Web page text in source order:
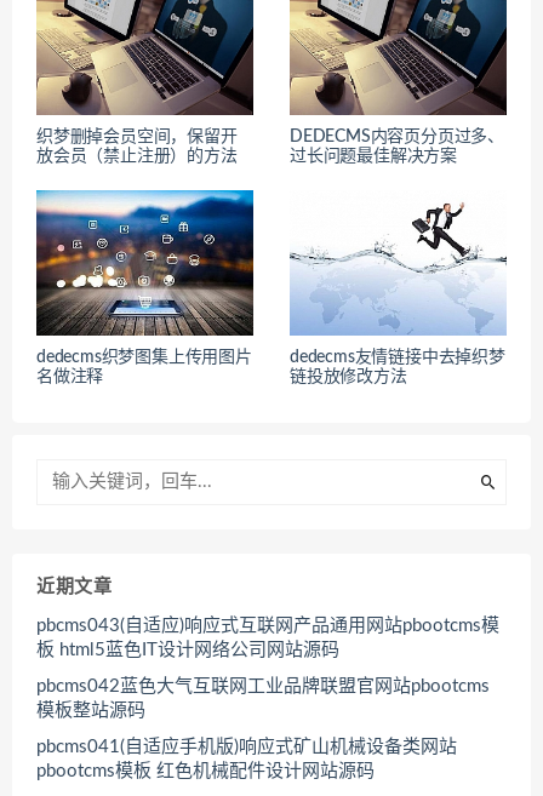
织梦删掉会员空间，保留开
放会员（禁止注册）的方法
DEDECMS内容页分页过多、
过长问题最佳解决方案
dedecms织梦图集上传用图片
名做注释
dedecms友情链接中去掉织梦
链投放修改方法
近期文章
pbcms043(自适应)响应式互联网产品通用网站pbootcms模
板 html5蓝色IT设计网络公司网站源码
pbcms042蓝色大气互联网工业品牌联盟官网站pbootcms
模板整站源码
pbcms041(自适应手机版)响应式矿山机械设备类网站
pbootcms模板 红色机械配件设计网站源码